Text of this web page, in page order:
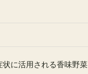
に活用される香味野菜